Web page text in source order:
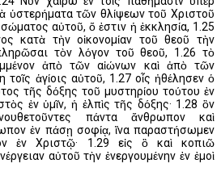
ὑστερήματα τῶν θλίψεων τοῦ Χριστοῦ
αὐτοῦ, ὅ ἐστιν ἡ ἐκκλησία, 1.25
κατὰ τὴν οἰκονομίαν τοῦ θεοῦ τὴν
τὸν λόγον τοῦ θεοῦ, 1.26 τὸ
ἀπὸ τῶν αἰώνων καὶ ἀπὸ τῶν
ἁγίοις αὐτοῦ, 1.27 οἷς ἠθέλησεν ὁ
τῆς δόξης τοῦ μυστηρίου τούτου ἐν
ἐν ὑμῖν, ἡ ἐλπὶς τῆς δόξης· 1.28 ὃν
πάντα ἄνθρωπον καὶ
ἐν πάσῃ σοφίᾳ, ἵνα παραστήσωμεν
ἐν Χριστῷ· 1.29 εἰς ὃ καὶ κοπιῶ
αὐτοῦ τὴν ἐνεργουμένην ἐν ἐμοὶ